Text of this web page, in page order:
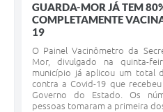
GUARDA-MOR JÁ TEM
COMPLETAMENTE
19
O Painel Vacinômetro da
Mor, divulgado na quinta-
município já aplicou um total
contra a Covid-19 que
Governo do Estado. Os
pessoas tomaram a primeira